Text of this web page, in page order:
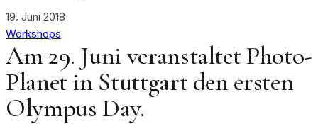
19. Juni 2018
Workshops
Am 29. Juni veranstaltet Photo-
Planet in Stuttgart den ersten
Olympus Day.